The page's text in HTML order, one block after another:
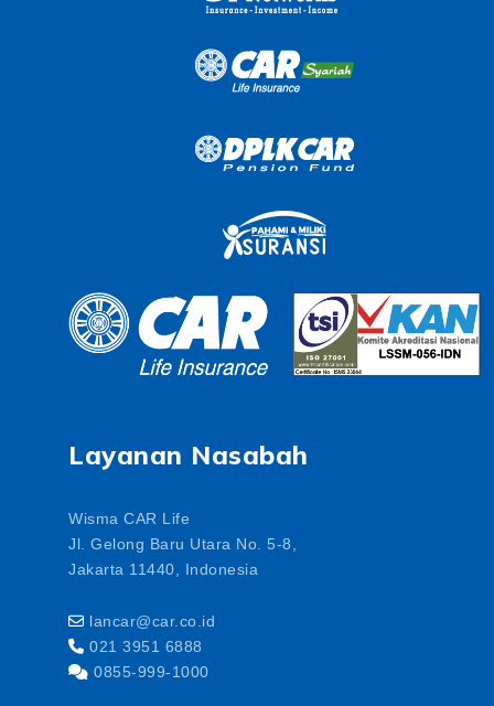
Layanan Nasabah
Wisma CAR Life
Jl. Gelong Baru Utara No. 5-8,
Jakarta 11440, Indonesia
lancar@car.co.id
021 3951 6888
0855-999-1000